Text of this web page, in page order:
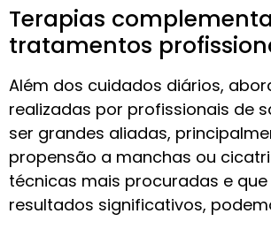
Terapias
tratamentos
Além dos cuidados diários,
realizadas por profissionais de
ser grandes aliadas,
propensão a manchas ou
técnicas mais procuradas e
resultados significativos,